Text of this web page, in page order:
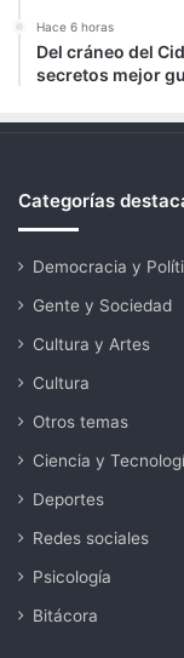
Hace 6 horas
Del cráneo del
secretos mejor
Categorías
Democracia y
Gente y Sociedad
Cultura y Artes
Cultura
Otros temas
Ciencia y
Deportes
Redes sociales
Psicología
Bitácora